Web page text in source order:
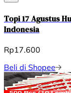
Topi 17 Agustus
Indonesia
Rp17.600
Beli di Shopee